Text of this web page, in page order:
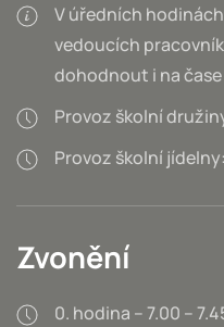
V úředních
vedoucích
dohodnout i na
Provoz školní
Provoz školní
Zvonění
0. hodina – 7.00 –